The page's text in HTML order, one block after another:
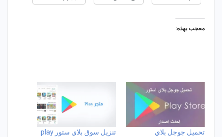
معجب بهذه:
تحميل جوجل بلاي
تنزيل سوق بلاي ستور play